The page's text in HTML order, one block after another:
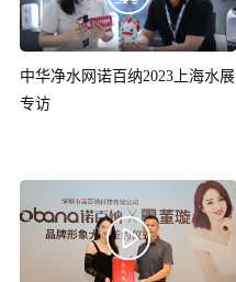
中华净水网诺百纳2023上海水展
专访